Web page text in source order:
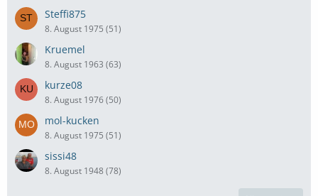
Steffi875
8. August 1975 (51)
Kruemel
8. August 1963 (63)
kurze08
8. August 1976 (50)
mol-kucken
8. August 1975 (51)
sissi48
8. August 1948 (78)